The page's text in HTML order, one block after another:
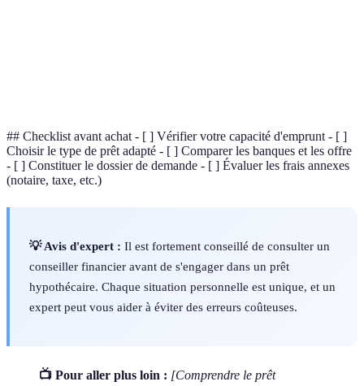
## Checklist avant achat - [ ] Vérifier votre capacité d'emprunt - [ ]
Choisir le type de prêt adapté - [ ] Comparer les banques et les offre
- [ ] Constituer le dossier de demande - [ ] Évaluer les frais annexes
(notaire, taxe, etc.)
💡 Avis d'expert : Il est fortement conseillé de consulter un
conseiller financier avant de s'engager dans un prêt
hypothécaire. Chaque situation personnelle est unique, et un
expert peut vous aider à éviter des erreurs coûteuses.
📺 Pour aller plus loin : [Comprendre le prêt